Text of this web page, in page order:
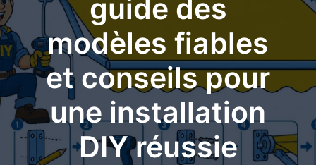
guide des
modèles fiables
et conseils pour
une installation
DIY réussie